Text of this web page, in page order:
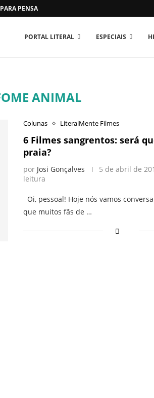
PENSAR O MUNDO...
PORTAL LITERAL ESPECIAIS
ANIMAL
Colunas LiteralMente Filmes
6 Filmes sangrentos: será
praia?
por Josi Gonçalves 5 de abril de
leitura
Oi, pessoal! Hoje nós vamos
que muitos fãs de …